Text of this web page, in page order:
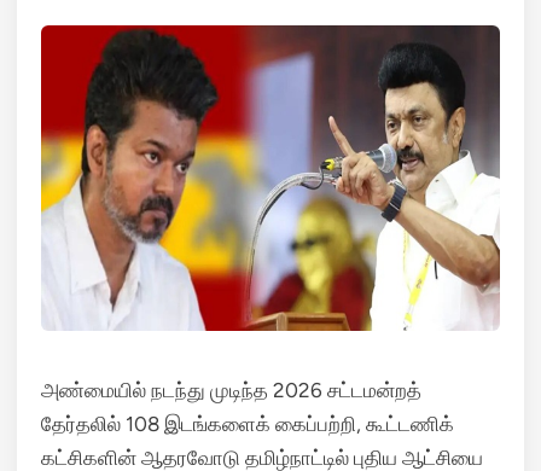
அண்மையில் நடந்து முடிந்த 2026 சட்டமன்றத்
தேர்தலில் 108 இடங்களைக் கைப்பற்றி, கூட்டணிக்
கட்சிகளின் ஆதரவோடு தமிழ்நாட்டில் புதிய ஆட்சியை